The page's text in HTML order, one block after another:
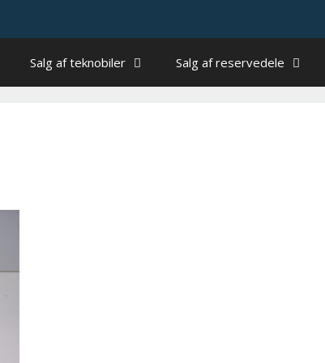
Salg af teknobiler Salg af reservedele